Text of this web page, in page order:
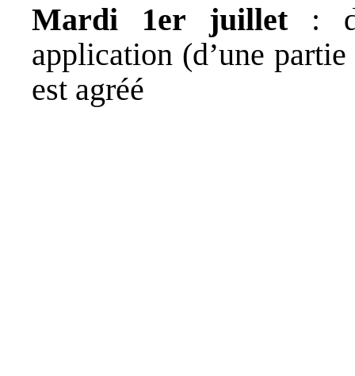
Mardi 1er juillet:
application (d’une
est agréé